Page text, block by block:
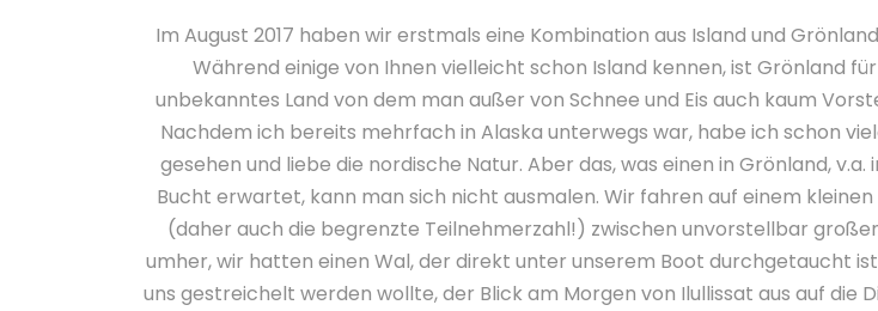
Im August 2017 haben wir erstmals eine Kombination aus Island und
Während einige von Ihnen vielleicht schon Island kennen, ist Grönland
unbekanntes Land von dem man außer von Schnee und Eis auch kaum
Nachdem ich bereits mehrfach in Alaska unterwegs war, habe ich schon
gesehen und liebe die nordische Natur. Aber das, was einen in Grönland, v.a.
Bucht erwartet, kann man sich nicht ausmalen. Wir fahren auf einem
(daher auch die begrenzte Teilnehmerzahl!) zwischen unvorstellbar
umher, wir hatten einen Wal, der direkt unter unserem Boot durchgetaucht
uns gestreichelt werden wollte, der Blick am Morgen von Ilullissat aus auf die